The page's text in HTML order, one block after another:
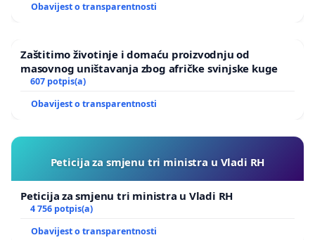
Obavijest o transparentnosti
Zaštitimo životinje i domaću proizvodnju od
masovnog uništavanja zbog afričke svinjske kuge
607 potpis(a)
Obavijest o transparentnosti
Peticija za smjenu tri ministra u Vladi RH
Peticija za smjenu tri ministra u Vladi RH
4 756 potpis(a)
Obavijest o transparentnosti